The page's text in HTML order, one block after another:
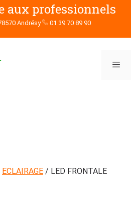
aux professionnels
Andrésy 01 39 70 89 90
ECLAIRAGE / LED FRONTALE